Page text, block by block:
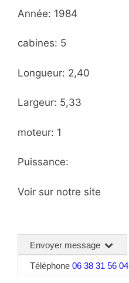
Année: 1984
cabines: 5
Longueur: 2,40
Largeur: 5,33
moteur: 1
Puissance:
Voir sur notre site
Envoyer message
Téléphone 06 38 31 56 04